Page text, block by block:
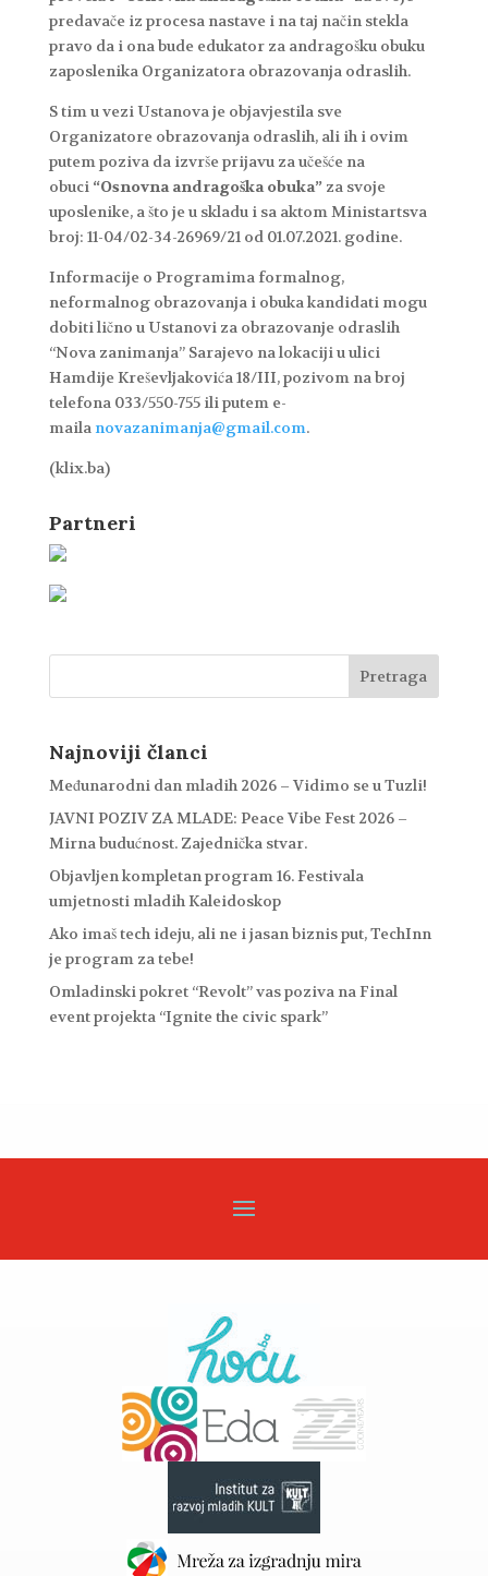
predavače iz procesa nastave i na taj način stekla
pravo da i ona bude edukator za andragošku obuku
zaposlenika Organizatora obrazovanja odraslih.
S tim u vezi Ustanova je objavjestila sve
Organizatore obrazovanja odraslih, ali ih i ovim
putem poziva da izvrše prijavu za učešće na
obuci “Osnovna andragoška obuka”za svoje
uposlenike, a što je u skladu i sa aktom Ministartsva
broj: 11-04/02-34-26969/21 od 01.07.2021. godine.
Informacije o Programima formalnog,
neformalnog obrazovanja i obuka kandidati mogu
dobiti lično u Ustanovi za obrazovanje odraslih
“Nova zanimanja” Sarajevo na lokaciji u ulici
Hamdije Kreševljakovića 18/III, pozivom na broj
telefona 033/550-755 ili putem e-
maila novazanimanja@gmail.com.
(klix.ba)
Partneri
Najnoviji članci
Međunarodni dan mladih 2026 – Vidimo se u Tuzli!
JAVNI POZIV ZA MLADE: Peace Vibe Fest 2026 –
Mirna budućnost. Zajednička stvar.
Objavljen kompletan program 16. Festivala
umjetnosti mladih Kaleidoskop
Ako imaš tech ideju, ali ne i jasan biznis put, TechInn
je program za tebe!
Omladinski pokret “Revolt” vas poziva na Final
event projekta “Ignite the civic spark”